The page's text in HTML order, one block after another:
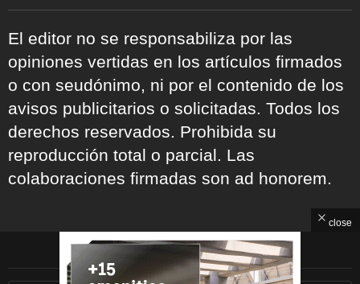
El editor no se responsabiliza por las
opiniones vertidas en los artículos firmados
o con seudónimo, ni por el contenido de los
avisos publicitarios o solicitadas. Todos los
derechos reservados. Prohibida su
reproducción total o parcial. Las
colaboraciones firmadas son ad honorem.
ARCHIVOS
close